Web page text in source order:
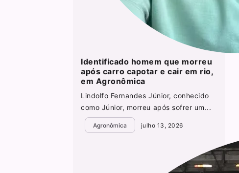
Identificado homem que morreu
após carro capotar e cair em rio,
em Agronômica
Lindolfo Fernandes Júnior, conhecido
como Júnior, morreu após sofrer um...
Agronômica julho 13, 2026